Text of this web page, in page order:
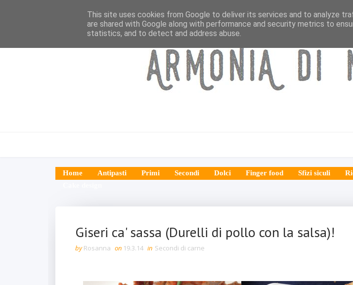
Home Antipasti Primi Secondi Dolci Finger food Sfizi siculi
Giseri ca' sassa (Durelli di pollo con la salsa)!
by Rosanna on 19.3.14 in Secondi di carne
This site uses cookies from Google to deliver its services and to analyze
are shared with Google along with performance and security metrics to
statistics, and to detect and address abuse.